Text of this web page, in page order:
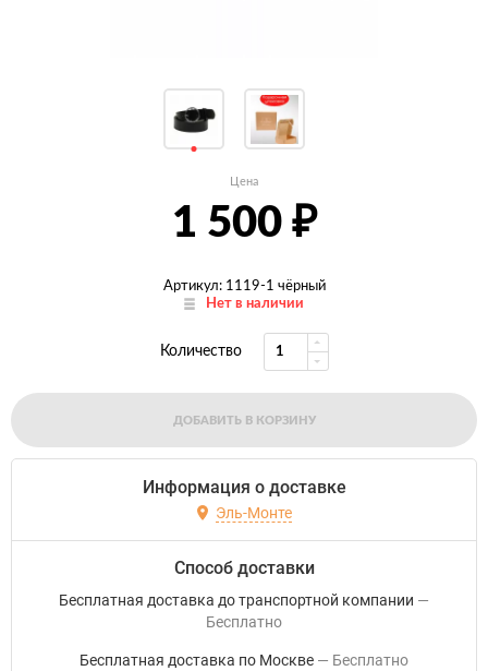
Цена
1 500 ₽
Артикул: 1119-1 чёрный
Нет в наличии
Количество
ДОБАВИТЬ В КОРЗИНУ
Информация о доставке
Эль-Монте
Способ доставки
Бесплатная доставка до транспортной компании
Бесплатно
Бесплатная доставка по Москве Бесплатно